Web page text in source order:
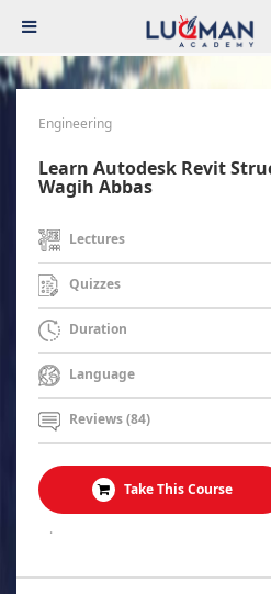
Engineering
Learn Autodesk Revit
Wagih Abbas
Lectures
Quizzes
Duration
Language
Reviews (84)
Take This Course
.